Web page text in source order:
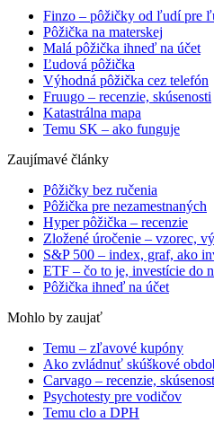
Finzo – pôžičky od ľudí pre
Pôžička na materskej
Malá pôžička ihneď na účet
Ľudová pôžička
Výhodná pôžička cez telefón
Fruugo – recenzie, skúsenosti
Katastrálna mapa
Temu SK – ako funguje
Zaujímavé články
Pôžičky bez ručenia
Pôžička pre nezamestnaných
Hyper pôžička – recenzie
Zložené úročenie – vzorec,
S&P 500 – index, graf, ako
ETF – čo to je, investície do
Pôžička ihneď na účet
Mohlo by zaujať
Temu – zľavové kupóny
Ako zvládnuť skúškové
Carvago – recenzie,
Psychotesty pre vodičov
Temu clo a DPH